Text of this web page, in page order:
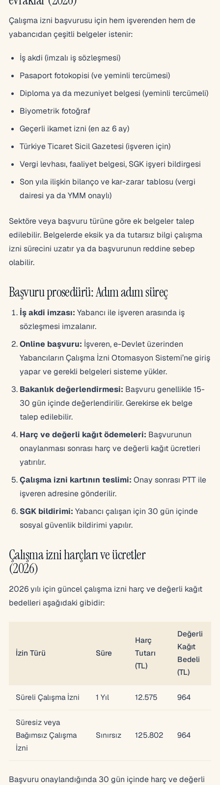
Çalışma izni başvurusu için hem işverenden hem de
yabancıdan çeşitli belgeler istenir:
İş akdi (imzalı iş sözleşmesi)
Pasaport fotokopisi (ve yeminli tercümesi)
Diploma ya da mezuniyet belgesi (yeminli tercümeli)
Biyometrik fotoğraf
Geçerli ikamet izni (en az 6 ay)
Türkiye Ticaret Sicil Gazetesi (işveren için)
Vergi levhası, faaliyet belgesi, SGK işyeri bildirgesi
Son yıla ilişkin bilanço ve kar-zarar tablosu (vergi
dairesi ya da YMM onaylı)
Sektöre veya başvuru türüne göre ek belgeler talep
edilebilir. Belgelerde eksik ya da tutarsız bilgi çalışma
izni sürecini uzatır ya da başvurunun reddine sebep
olabilir.
Başvuru prosedürü: Adım adım süreç
İş akdi imzası: Yabancı ile işveren arasında iş
sözleşmesi imzalanır.
Online başvuru: İşveren, e-Devlet üzerinden
Yabancıların Çalışma İzni Otomasyon Sistemi’ne giriş
yapar ve gerekli belgeleri sisteme yükler.
Bakanlık değerlendirmesi: Başvuru genellikle 15-
30 gün içinde değerlendirilir. Gerekirse ek belge
talep edilebilir.
Harç ve değerli kağıt ödemeleri: Başvurunun
onaylanması sonrası harç ve değerli kağıt ücretleri
yatırılır.
Çalışma izni kartının teslimi: Onay sonrası PTT ile
işveren adresine gönderilir.
SGK bildirimi: Yabancı çalışan için 30 gün içinde
sosyal güvenlik bildirimi yapılır.
Çalışma izni harçları ve ücretler
(2026)
2026 yılı için güncel çalışma izni harç ve değerli kağıt
bedelleri aşağıdaki gibidir:
İzin Türü Süre
Harç
Tutarı
(TL)
Değerli
Kağıt
Bedeli
(TL)
Süreli Çalışma İzni 1 Yıl 12.575 964
Süresiz veya
Bağımsız Çalışma
İzni
Sınırsız 125.802 964
Başvuru onaylandığında 30 gün içinde harç ve değerli